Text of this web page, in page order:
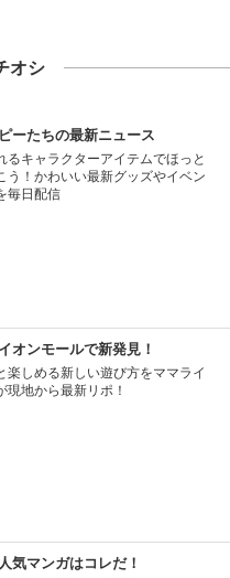
オシ
ーたちの最新ニュース
るキャラクターアイテムでほっと
う！かわいい最新グッズやイベン
毎日配信
オンモールで新発見！
楽しめる新しい遊び方をママライ
現地から最新リポ！
気マンガはコレだ！